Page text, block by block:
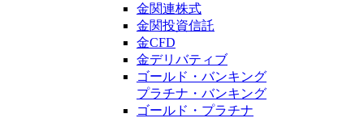
金関連株式
金関投資信託
金CFD
金デリバティブ
ゴールド・バンキング
プラチナ・バンキング
ゴールド・プラチナ